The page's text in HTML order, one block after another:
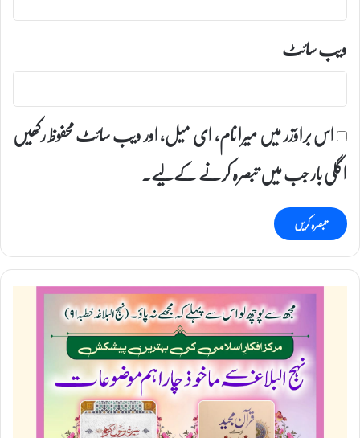
ویب‌ سائٹ
اس براؤزر میں میرا نام، ای میل، اور ویب سائٹ محفوظ رکھیں
اگلی بار جب میں تبصرہ کرنے کےلیے۔